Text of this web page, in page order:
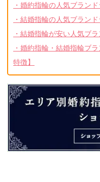
・婚約指輪の人気ブラン
・結婚指輪の人気ブラン
・結婚指輪が安い人気ブ
・婚約指輪・結婚指輪ブ
特徴】